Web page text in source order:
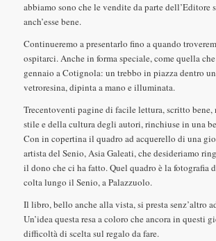
abbiamo sono che le vendite da parte dell’Editore
anch’esse bene.
Continueremo a presentarlo fino a quando
ospitarci. Anche in forma speciale, come quella
gennaio a Cotignola: un trebbo in piazza dentro
vetroresina, dipinta a mano e illuminata.
Trecentoventi pagine di facile lettura, scritto
stile e della cultura degli autori, rinchiuse in una
Con in copertina il quadro ad acquerello di una
artista del Senio, Asia Galeati, che desideriamo
il dono che ci ha fatto. Quel quadro è la fotografia
colta lungo il Senio, a Palazzuolo.
Il libro, bello anche alla vista, si presta senz’altro
Un’idea questa resa a coloro che ancora in questi
difficoltà di scelta sul regalo da fare.